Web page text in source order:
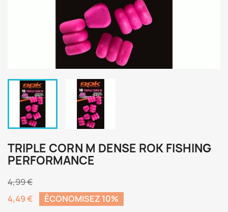
TRIPLE CORN M DENSE ROK FISHING
PERFORMANCE
4,99 €
4,49 €
ÉCONOMISEZ 10%